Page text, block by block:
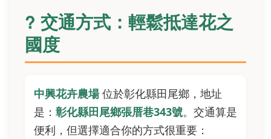
? 交通方式：輕鬆抵達花之
國度
中興花卉農場位於彰化縣田尾鄉，地址
是： 彰化縣田尾鄉張厝巷343號。交通算是
便利，但選擇適合你的方式很重要：